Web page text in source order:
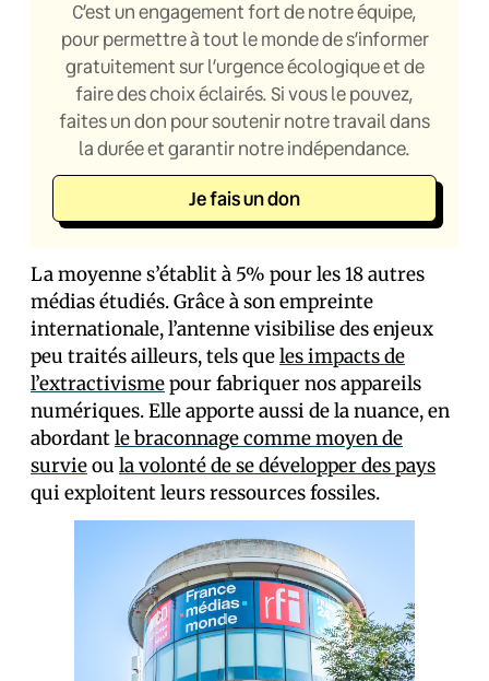
C’est un engagement fort de notre équipe,
pour permettre à tout le monde de s’informer
gratuitement sur l’urgence écologique et de
faire des choix éclairés. Si vous le pouvez,
faites un don pour soutenir notre travail dans
la durée et garantir notre indépendance.
Je fais un don
La moyenne s’établit à 5% pour les 18 autres
médias étudiés. Grâce à son empreinte
internationale, l’antenne visibilise des enjeux
peu traités ailleurs, tels queles impacts de
l’extractivismepour fabriquer nos appareils
numériques. Elle apporte aussi de la nuance, en
abordantle braconnage comme moyen de
survieou la volonté de se développer des pays
qui exploitent leurs ressources fossiles.